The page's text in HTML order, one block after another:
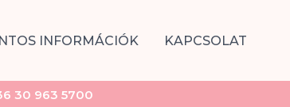
INFORMÁCIÓK KAPCSOLAT
30 963 5700